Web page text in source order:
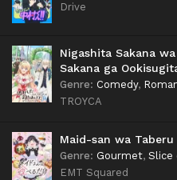
Drive
Nigashita Sakana
Sakana ga
Genre: Comedy,
TROYCA
Maid-san wa Taberu
Genre: Gourmet, Slice
EMT Squared